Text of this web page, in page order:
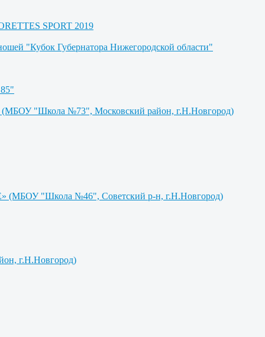
SPORT 2019
"Кубок Губернатора Нижегородской области"
"Школа №73", Московский район, г.Н.Новгород)
(МБОУ "Школа №46", Советский р-н, г.Н.Новгород)
г.Н.Новгород)